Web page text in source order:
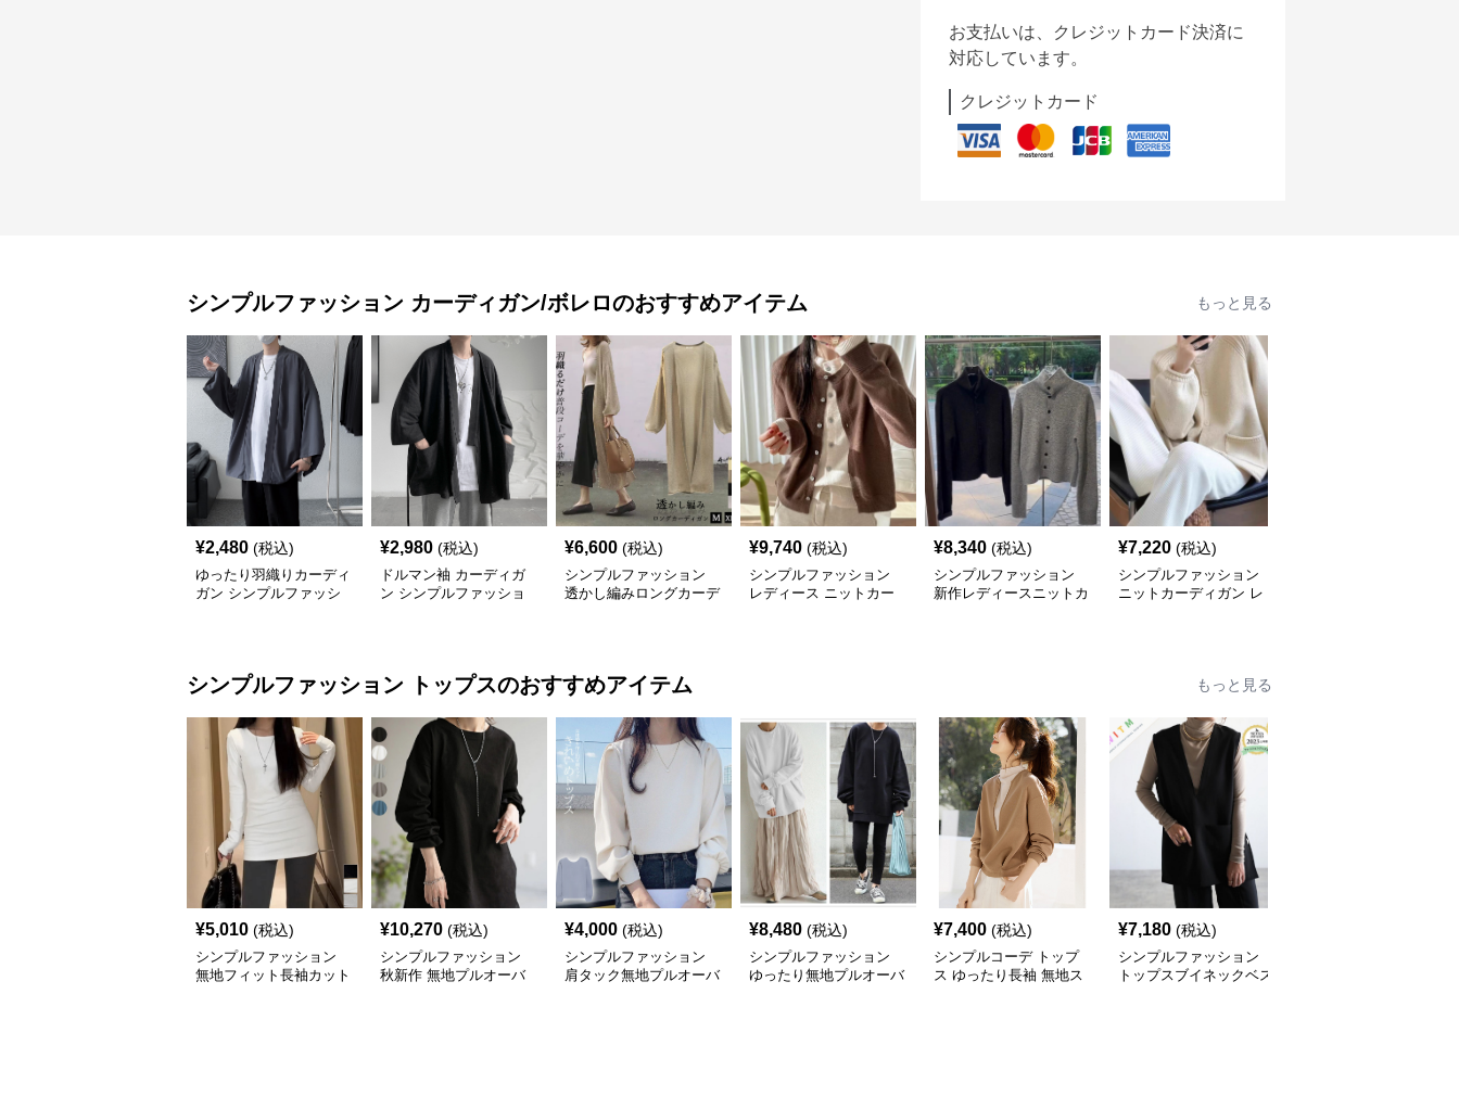
お支払いは、クレジットカード決済に
対応しています。
クレジットカード
シンプルファッション カーディガン/ボレロのおすすめアイテム もっと見る
¥2,480 (税込)
ゆったり羽織りカーディ
ガン シンプルファッシ
¥2,980 (税込)
ドルマン袖 カーディガ
ン シンプルファッショ
¥6,600 (税込)
シンプルファッション
透かし編みロングカーデ
¥9,740 (税込)
シンプルファッション
レディース ニットカー
¥8,340 (税込)
シンプルファッション
新作レディースニットカ
¥7,220 (税込)
シンプルファッション
ニットカーディガン レ
シンプルファッション トップスのおすすめアイテム もっと見る
¥5,010 (税込)
シンプルファッション
無地フィット長袖カット
¥10,270 (税込)
シンプルファッション
秋新作 無地プルオーバ
¥4,000 (税込)
シンプルファッション
肩タック無地プルオーバ
¥8,480 (税込)
シンプルファッション
ゆったり無地プルオーバ
¥7,400 (税込)
シンプルコーデ トップ
ス ゆったり長袖 無地ス
¥7,180 (税込)
シンプルファッション
トップスブイネックベス